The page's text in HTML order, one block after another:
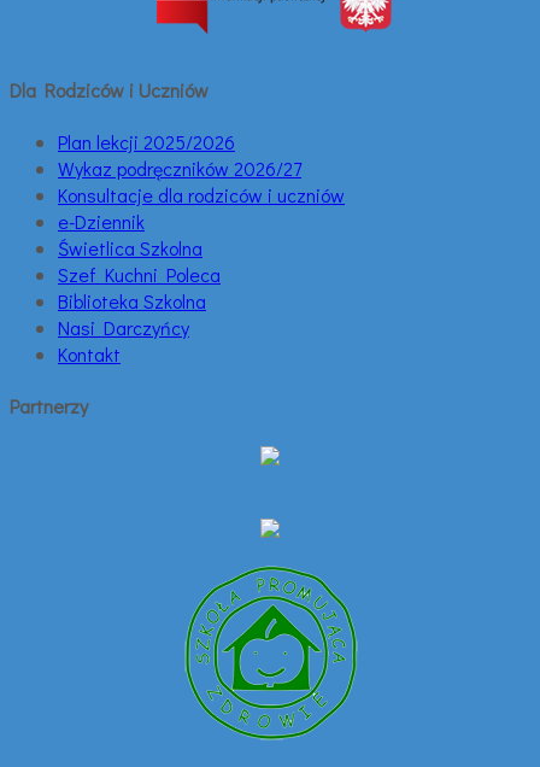
Dla Rodziców i Uczniów
Plan lekcji 2025/2026
Wykaz podręczników 2026/27
Konsultacje dla rodziców i uczniów
e-Dziennik
Świetlica Szkolna
Szef Kuchni Poleca
Biblioteka Szkolna
Nasi Darczyńcy
Kontakt
Partnerzy